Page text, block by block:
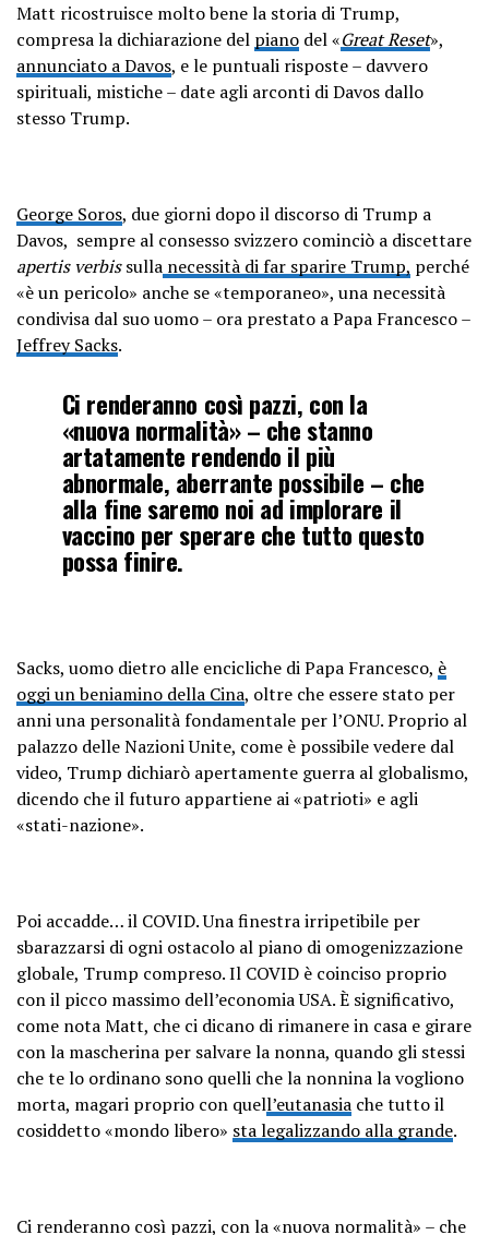
Matt ricostruisce molto bene la storia di Trump,
compresa la dichiarazione del piano del «Great Reset»,
annunciato a Davos, e le puntuali risposte – davvero
spirituali, mistiche – date agli arconti di Davos dallo
stesso Trump.
George Soros, due giorni dopo il discorso di Trump a
Davos, sempre al consesso svizzero cominciò a discettare
apertis verbissulla necessità di far sparire Trump, perché
«è un pericolo» anche se «temporaneo», una necessità
condivisa dal suo uomo – ora prestato a Papa Francesco –
Jeffrey Sacks.
Ci renderanno così pazzi, con la
«nuova normalità» – che stanno
artatamente rendendo il più
abnormale, aberrante possibile – che
alla fine saremo noi ad implorare il
vaccino per sperare che tutto questo
possa finire.
Sacks, uomo dietro alle encicliche di Papa Francesco, è
oggi un beniamino della Cina, oltre che essere stato per
anni una personalità fondamentale per l’ONU. Proprio al
palazzo delle Nazioni Unite, come è possibile vedere dal
video, Trump dichiarò apertamente guerra al globalismo,
dicendo che il futuro appartiene ai «patrioti» e agli
«stati-nazione».
Poi accadde… il COVID. Una finestra irripetibile per
sbarazzarsi di ogni ostacolo al piano di omogenizzazione
globale, Trump compreso. Il COVID è coinciso proprio
con il picco massimo dell’economia USA. È significativo,
come nota Matt, che ci dicano di rimanere in casa e girare
con la mascherina per salvare la nonna, quando gli stessi
che te lo ordinano sono quelli che la nonnina la vogliono
morta, magari proprio con quell’eutanasia che tutto il
cosiddetto «mondo libero» sta legalizzando alla grande.
Ci renderanno così pazzi, con la «nuova normalità» – che